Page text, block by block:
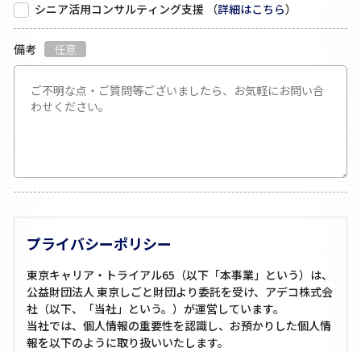
シニア活用コンサルティング支援
（詳細はこちら）
備考 任意
プライバシーポリシー
東京キャリア・トライアル65（以下「本事業」という）は、
公益財団法人 東京しごと財団より委託を受け、アデコ株式会
社（以下、「当社」という。）が運営しています。
当社では、個人情報の重要性を認識し、お預かりした個人情
報を以下のように取り扱いいたします。